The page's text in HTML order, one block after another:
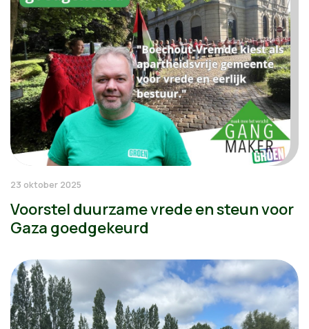
23 oktober 2025
Voorstel duurzame vrede en steun voor
Gaza goedgekeurd